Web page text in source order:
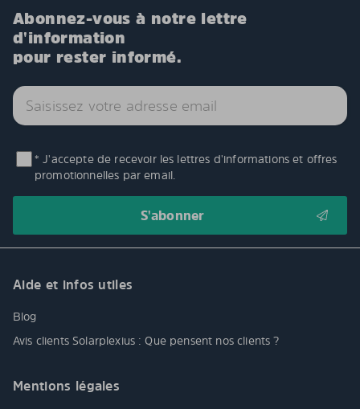
Abonnez-vous à notre lettre
d'information
pour rester informé.
* J'accepte de recevoir les lettres d'informations et offres
promotionnelles par email.
Aide et infos utiles
Blog
Avis clients Solarplexius : Que pensent nos clients ?
Mentions légales